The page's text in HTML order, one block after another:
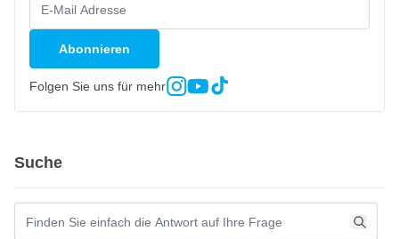
Abonnieren
Folgen Sie uns für mehr
Suche